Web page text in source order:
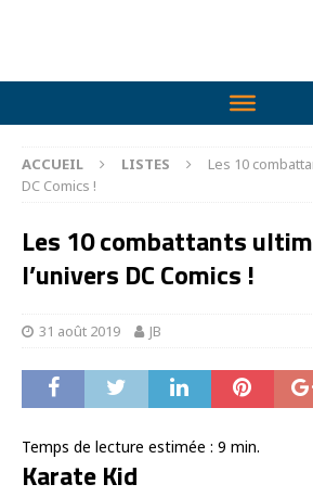
ACCUEIL LISTES
Les 10
DC Comics !
Les 10 combattants
l’univers DC Comics !
31 août 2019 JB
Temps de lecture estimée : 9 min.
Karate Kid